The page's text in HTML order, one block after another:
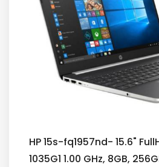
HP 15s-fq1957nd- 15.6"
1035G1 1.00 GHz, 8GB,